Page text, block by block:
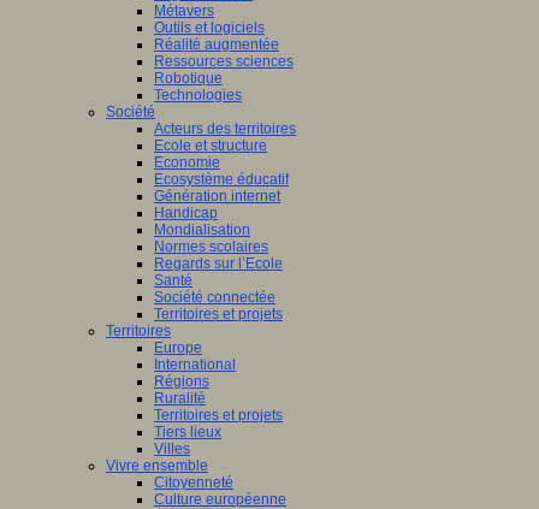
Métavers
Outils et logiciels
Réalité augmentée
Ressources sciences
Robotique
Technologies
Société
Acteurs des territoires
Ecole et structure
Economie
Ecosystème éducatif
Génération internet
Handicap
Mondialisation
Normes scolaires
Regards sur l’Ecole
Santé
Société connectée
Territoires et projets
Territoires
Europe
International
Régions
Ruralité
Territoires et projets
Tiers lieux
Villes
Vivre ensemble
Citoyenneté
Culture européenne